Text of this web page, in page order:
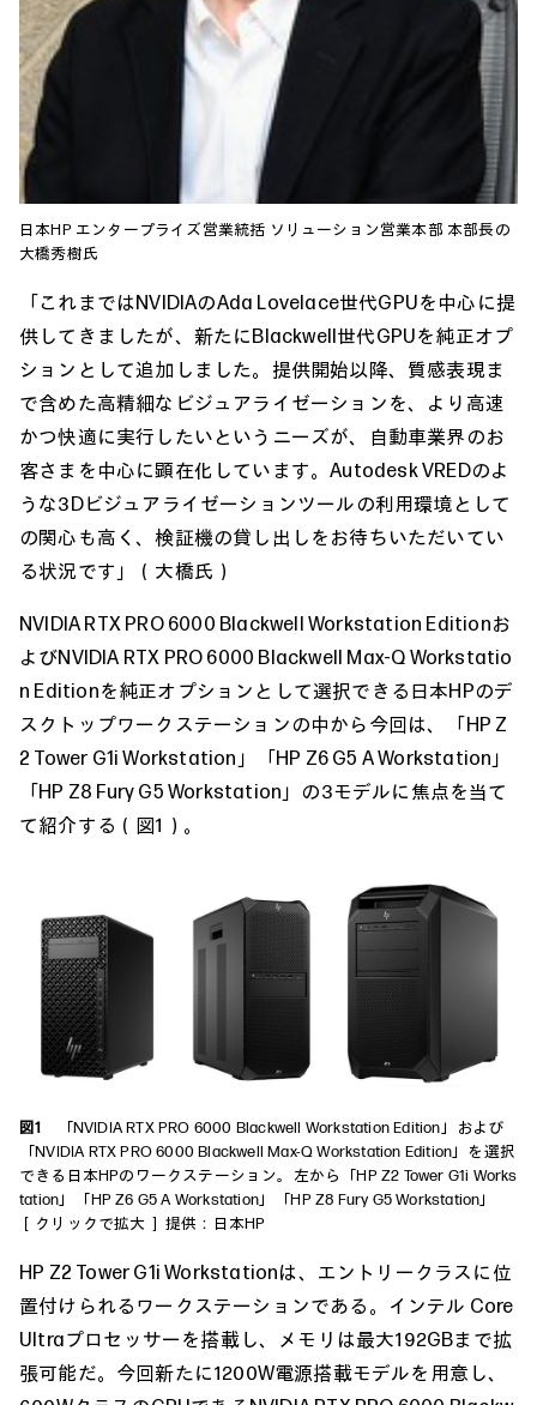
日本HP エンタープライズ営業統括 ソリューション営業本部 本部長の
大橋秀樹氏
「これまではNVIDIAのAda Lovelace世代GPUを中心に提
供してきましたが、新たにBlackwell世代GPUを純正オプ
ションとして追加しました。提供開始以降、質感表現ま
で含めた高精細なビジュアライゼーションを、より高速
かつ快適に実行したいというニーズが、自動車業界のお
客さまを中心に顕在化しています。Autodesk VREDのよ
うな3Dビジュアライゼーションツールの利用環境として
の関心も高く、検証機の貸し出しをお待ちいただいてい
る状況です」（大橋氏）
NVIDIA RTX PRO 6000 Blackwell Workstation Editionお
よびNVIDIA RTX PRO 6000 Blackwell Max-Q Workstatio
n Editionを純正オプションとして選択できる日本HPのデ
スクトップワークステーションの中から今回は、「HP Z
2 Tower G1i Workstation」「HP Z6 G5 A Workstation」
「HP Z8 Fury G5 Workstation」の3モデルに焦点を当て
て紹介する（図1）。
図1 「NVIDIA RTX PRO 6000 Blackwell Workstation Edition」および
「NVIDIA RTX PRO 6000 Blackwell Max-Q Workstation Edition」を選択
できる日本HPのワークステーション。左から「HP Z2 Tower G1i Works
tation」「HP Z6 G5 A Workstation」「HP Z8 Fury G5 Workstation」
［クリックで拡大］ 提供：日本HP
HP Z2 Tower G1i Workstationは、エントリークラスに位
置付けられるワークステーションである。インテル Core
Ultraプロセッサーを搭載し、メモリは最大192GBまで拡
張可能だ。今回新たに1200W電源搭載モデルを用意し、